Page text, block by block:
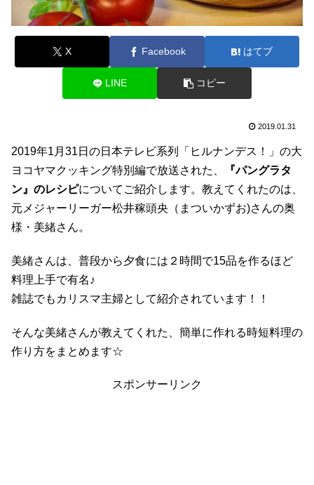
X Facebook はてブ
LINE コピー
2019.01.31
2019年1月31日の日本テレビ系列「ヒルナンデス！」の大
ヨコヤマクッキング特別編で放送された、
『パングラタ
ン』のレシピについてご紹介します。教えてくれたのは、
元メジャーリーガー松井稼頭央（まついかずお)さんの奥
様・美緒さん。
美緒さんは、普段から夕食には２時間で15品を作るほど
料理上手で有名♪
雑誌でもカリスマ主婦として紹介されています！！
そんな美緒さんが教えてくれた、簡単に作れる時短料理の
作り方をまとめます☆
スポンサーリンク